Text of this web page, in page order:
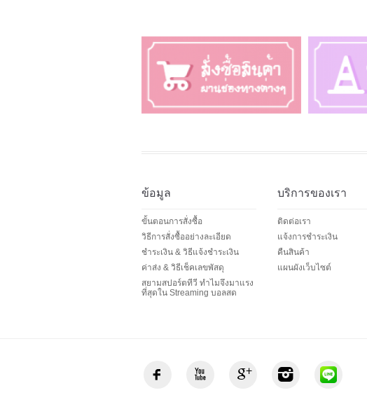
ข้อมูล
ขั้นตอนการสั่งซื้อ
วิธีการสั่งซื้ออย่างละเอียด
ชำระเงิน & วิธีแจ้งชำระเงิน
ค่าส่ง & วิธีเช็คเลขพัสดุ
สยามสปอร์ตทีวี ทำไมจึงมาแรง
ที่สุดใน Streaming บอลสด
บริการของเรา
ติดต่อเรา
แจ้งการชำระเงิน
คืนสินค้า
แผนผังเว็บไซต์